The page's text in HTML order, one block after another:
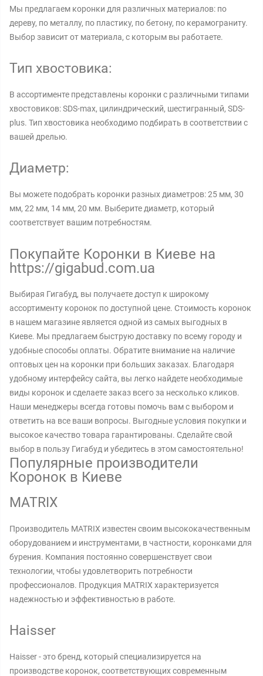
Мы предлагаем коронки для различных материалов: по
дереву, по металлу, по пластику, по бетону, по керамограниту.
Выбор зависит от материала, с которым вы работаете.
Тип хвостовика:
В ассортименте представлены коронки с различными типами
хвостовиков: SDS-max, цилиндрический, шестигранный, SDS-
plus. Тип хвостовика необходимо подбирать в соответствии с
вашей дрелью.
Диаметр:
Вы можете подобрать коронки разных диаметров: 25 мм, 30
мм, 22 мм, 14 мм, 20 мм. Выберите диаметр, который
соответствует вашим потребностям.
Покупайте Коронки в Киеве на
https://gigabud.com.ua
Выбирая Гигабуд, вы получаете доступ к широкому
ассортименту коронок по доступной цене. Стоимость коронок
в нашем магазине является одной из самых выгодных в
Киеве. Мы предлагаем быструю доставку по всему городу и
удобные способы оплаты. Обратите внимание на наличие
оптовых цен на коронки при больших заказах. Благодаря
удобному интерфейсу сайта, вы легко найдете необходимые
виды коронок и сделаете заказ всего за несколько кликов.
Наши менеджеры всегда готовы помочь вам с выбором и
ответить на все ваши вопросы. Выгодные условия покупки и
высокое качество товара гарантированы. Сделайте свой
выбор в пользу Гигабуд и убедитесь в этом самостоятельно!
Популярные производители
Коронок в Киеве
MATRIX
Производитель MATRIX известен своим высококачественным
оборудованием и инструментами, в частности, коронками для
бурения. Компания постоянно совершенствует свои
технологии, чтобы удовлетворить потребности
профессионалов. Продукция MATRIX характеризуется
надежностью и эффективностью в работе.
Haisser
Haisser - это бренд, который специализируется на
производстве коронок, соответствующих современным